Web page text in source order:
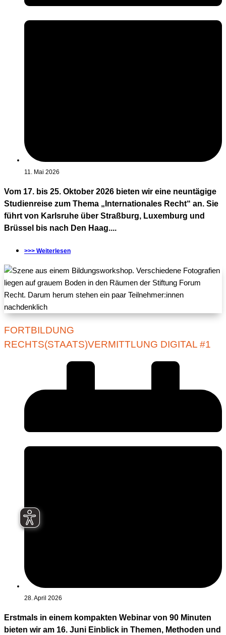
11. Mai 2026
Vom 17. bis 25. Oktober 2026 bieten wir eine neuntägige
Studienreise zum Thema „Internationales Recht“ an. Sie
führt von Karlsruhe über Straßburg, Luxemburg und
Brüssel bis nach Den Haag....
>>> Weiterlesen
FORTBILDUNG
RECHTS(STAATS)VERMITTLUNG DIGITAL #1
28. April 2026
Erstmals in einem kompakten Webinar von 90 Minuten
bieten wir am 16. Juni Einblick in Themen, Methoden und